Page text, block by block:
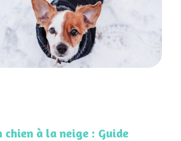
chien à la neige​ : Guide